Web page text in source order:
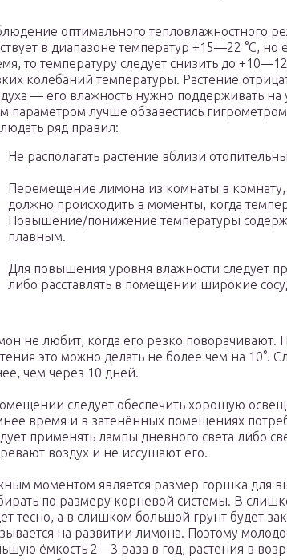
оптимального тепловлажностного
в диапазоне температур +15—22 °C, но
то температуру следует снизить до
колебаний температуры. Растение
— его влажность нужно поддерживать
параметром лучше обзавестись
ряд правил:
Не располагать растение вблизи
Перемещение лимона из комнаты в
должно происходить в моменты, когда
Повышение/понижение температуры
плавным.
Для повышения уровня влажности следует
либо расставлять в помещении широкие
не любит, когда его резко поворачивают.
это можно делать не более чем на 10°.
чем через 10 дней.
следует обеспечить хорошую
время и в затенённых помещениях
применять лампы дневного света либо
воздух и не иссушают его.
моментом является размер горшка для
по размеру корневой системы. В
тесно, а в слишком большой грунт будет
на развитии лимона. Поэтому
ёмкость 2—3 раза в год, растения в